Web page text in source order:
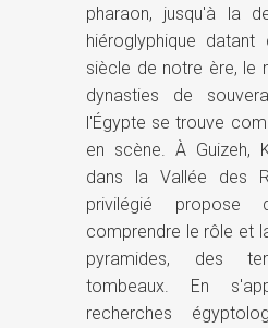
pharaon, jusqu'à la
hiéroglyphique
siècle de notre ère, le
dynasties de
l'Égypte se trouve
en scène. À Guizeh,
dans la Vallée des
privilégié
comprendre le rôle et
pyramides, des
tombeaux. En
recherches